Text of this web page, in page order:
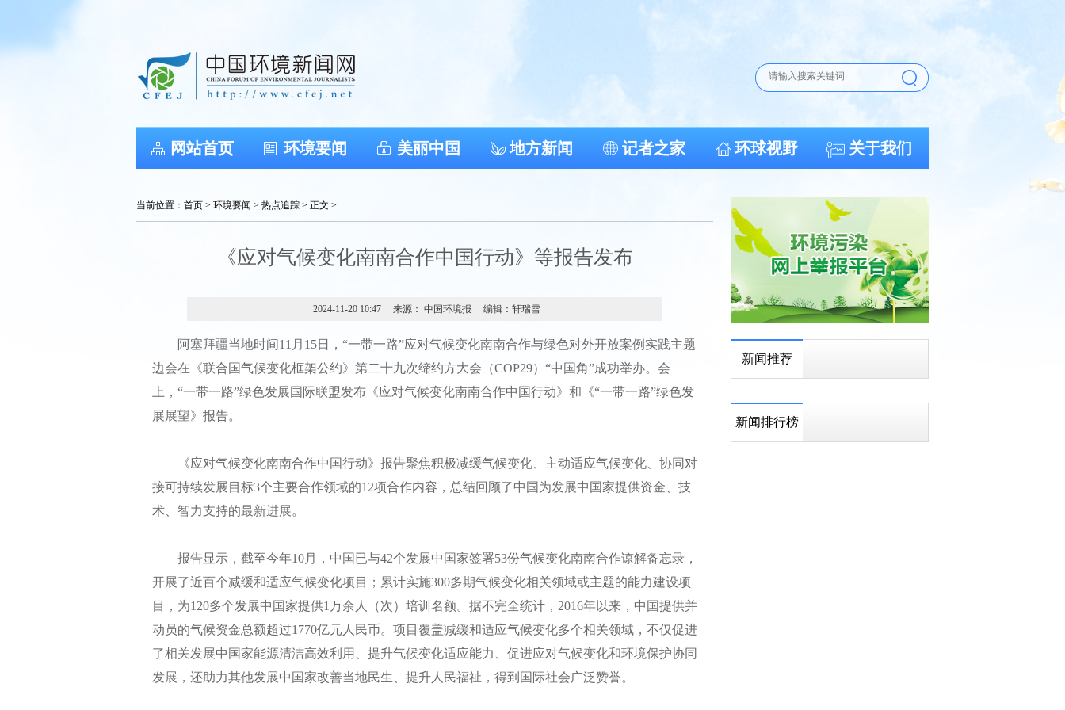
网站首页 环境要闻 美丽中国 地方新闻 记者之家 环球视野 关于我们
当前位置： 首页 > 环境要闻 > 热点追踪 > 正文 >
《应对气候变化南南合作中国行动》等报告发布
2024-11-20 10:47 来源： 中国环境报 编辑：轩瑞雪
阿塞拜疆当地时间11月15日，“一带一路”应对气候变化南南合作与绿色对外开放案例实践主题
边会在《联合国气候变化框架公约》第二十九次缔约方大会（COP29）“中国角”成功举办。会
上，“一带一路”绿色发展国际联盟发布《应对气候变化南南合作中国行动》和《“一带一路”绿色发
展展望》报告。
《应对气候变化南南合作中国行动》报告聚焦积极减缓气候变化、主动适应气候变化、协同对
接可持续发展目标3个主要合作领域的12项合作内容，总结回顾了中国为发展中国家提供资金、技
术、智力支持的最新进展。
报告显示，截至今年10月，中国已与42个发展中国家签署53份气候变化南南合作谅解备忘录，
开展了近百个减缓和适应气候变化项目；累计实施300多期气候变化相关领域或主题的能力建设项
目，为120多个发展中国家提供1万余人（次）培训名额。据不完全统计，2016年以来，中国提供并
动员的气候资金总额超过1770亿元人民币。项目覆盖减缓和适应气候变化多个相关领域，不仅促进
了相关发展中国家能源清洁高效利用、提升气候变化适应能力、促进应对气候变化和环境保护协同
发展，还助力其他发展中国家改善当地民生、提升人民福祉，得到国际社会广泛赞誉。
新闻推荐
新闻排行榜